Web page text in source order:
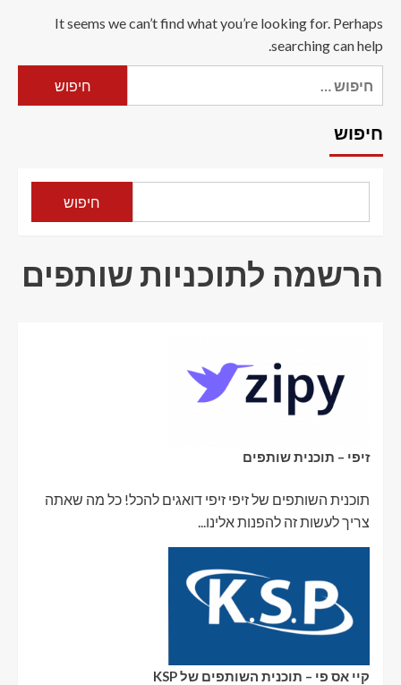
It seems we can’t find what you’re looking for. Perhaps
searching can help.
חיפוש
חיפוש
הרשמה לתוכניות שותפים
זיפי – תוכנית שותפים
תוכנית השותפים של זיפי זיפי דואגים להכל! כל מה שאתה
צריך לעשות זה להפנות אלינו...
קיי אס פי – תוכנית השותפים של KSP